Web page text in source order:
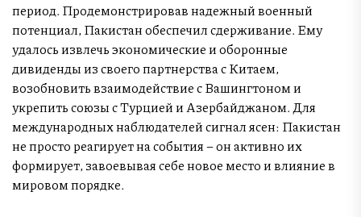
период. Продемонстрировав надежный военный
потенциал, Пакистан обеспечил сдерживание. Ему
удалось извлечь экономические и оборонные
дивиденды из своего партнерства с Китаем,
возобновить взаимодействие с Вашингтоном и
укрепить союзы с Турцией и Азербайджаном. Для
международных наблюдателей сигнал ясен: Пакистан
не просто реагирует на события – он активно их
формирует, завоевывая себе новое место и влияние в
мировом порядке.